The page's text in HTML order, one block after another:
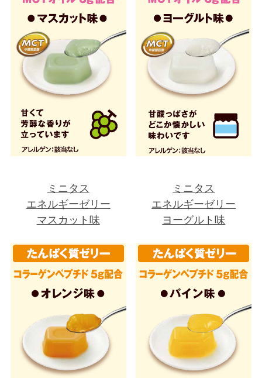
ミニタス
エネルギーゼリー
マスカット味
ミニタス
エネルギーゼリー
ヨーグルト味